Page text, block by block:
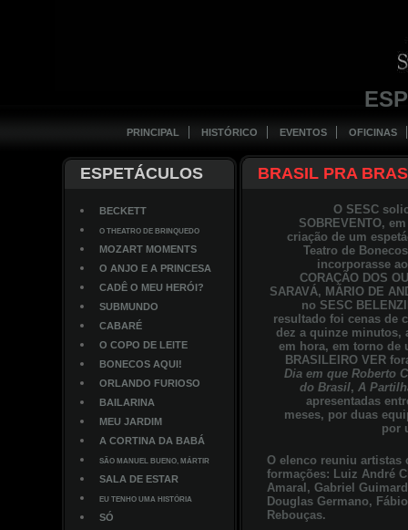
PRINCIPAL HISTÓRICO EVENTOS OFICINAS
ESPETÁCULOS
BECKETT
O THEATRO DE BRINQUEDO
MOZART MOMENTS
O ANJO E A PRINCESA
CADÊ O MEU HERÓI?
SUBMUNDO
CABARÉ
O COPO DE LEITE
BONECOS AQUI!
ORLANDO FURIOSO
BAILARINA
MEU JARDIM
A CORTINA DA BABÁ
SÃO MANUEL BUENO, MÁRTIR
SALA DE ESTAR
EU TENHO UMA HISTÓRIA
SÓ
BRASIL PRA
O SESC
SOBREVENTO,
criação de um
Teatro de
incorporasse
CORAÇÃO DOS
SARAVÁ, MÁRIO DE
no SESC
resultado foi cenas de
dez a quinze minutos,
em hora, em torno de
BRASILEIRO VER
Dia em que Roberto
do Brasil, A
apresentadas
meses, por duas
por
O elenco reuniu artistas
formações: Luiz André
Amaral, Gabriel
Douglas Germano,
Rebouças.